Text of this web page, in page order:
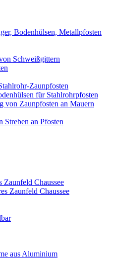
Bodenhülsen, Metallpfosten
Schweißgittern
Zaunpfosten
für Stahlrohrpfosten
von Zaunpfosten an Mauern
Streben an Pfosten
Zaunfeld Chaussee
Zaunfeld Chaussee
aus Aluminium